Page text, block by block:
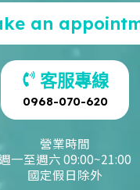
an
客服專線
0968-070-620
營業時間
週一至週六 09:00~21:00
國定假日除外